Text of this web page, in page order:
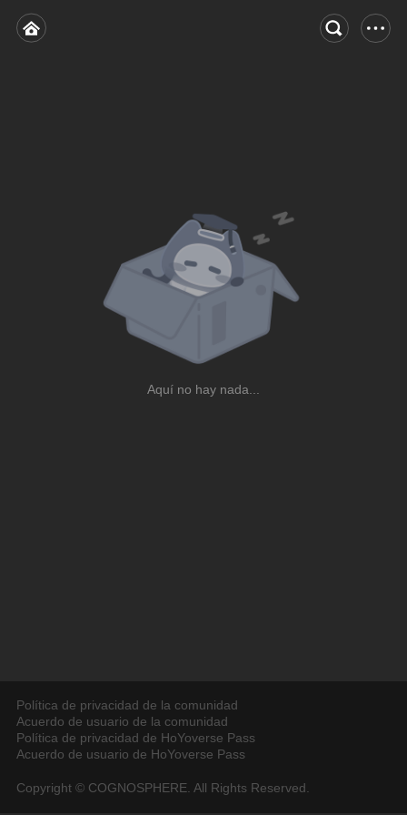
Aquí no hay nada...
Política de privacidad de la comunidad
Acuerdo de usuario de la comunidad
Política de privacidad de HoYoverse Pass
Acuerdo de usuario de HoYoverse Pass
Copyright © COGNOSPHERE. All Rights Reserved.